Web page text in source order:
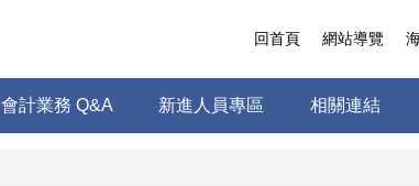
會計業務 Q&A 新進人員專區 相關連結
回首頁 網站導覽